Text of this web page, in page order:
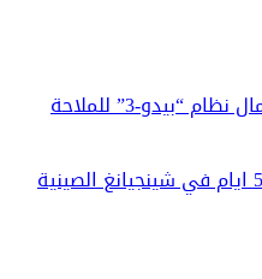
شي يحضر احتفالا باستكمال نظام “بيدو-3” للملاحة